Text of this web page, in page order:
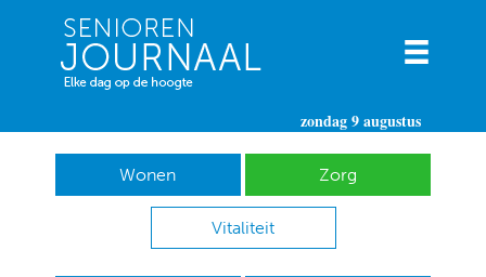
zondag 9 augustus
Wonen Zorg
Vitaliteit